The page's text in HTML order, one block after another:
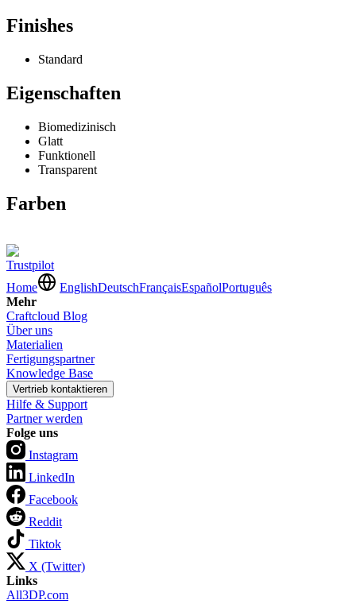
Finishes
Standard
Eigenschaften
Biomedizinisch
Glatt
Funktionell
Transparent
Farben
Trustpilot
Home
EnglishDeutschFrançaisEspañolPortuguês
Mehr
Craftcloud Blog
Über uns
Materialien
Fertigungspartner
Knowledge Base
Vertrieb kontaktieren
Hilfe & Support
Partner werden
Folge uns
Instagram
LinkedIn
Facebook
Reddit
Tiktok
X (Twitter)
Links
All3DP.com